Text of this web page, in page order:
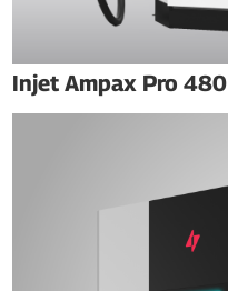
Injet Ampax Pro 480